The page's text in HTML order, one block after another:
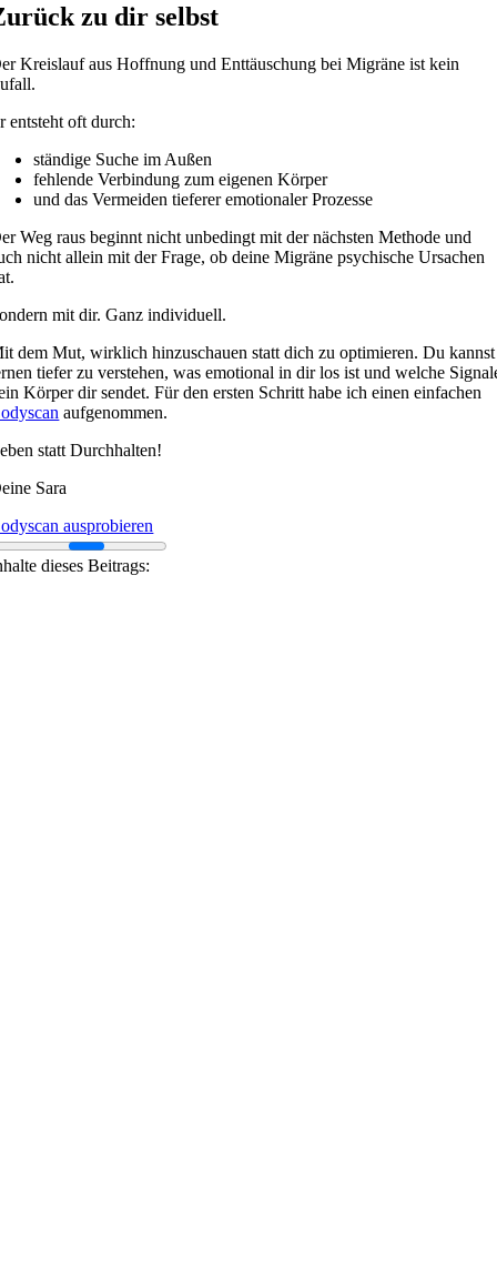
zu dir selbst
Kreislauf aus Hoffnung und Enttäuschung bei Migräne ist kein
entsteht oft durch:
ständige Suche im Außen
fehlende Verbindung zum eigenen Körper
und das Vermeiden tieferer emotionaler Prozesse
Weg raus beginnt nicht unbedingt mit der nächsten Methode und
nicht allein mit der Frage, ob deine Migräne psychische Ursachen
mit dir. Ganz individuell.
dem Mut, wirklich hinzuschauen statt dich zu optimieren. Du kannst
tiefer zu verstehen, was emotional in dir los ist und welche
Körper dir sendet. Für den ersten Schritt habe ich einen einfachen
aufgenommen.
statt Durchhalten!
Sara
ausprobieren
dieses Beitrags: